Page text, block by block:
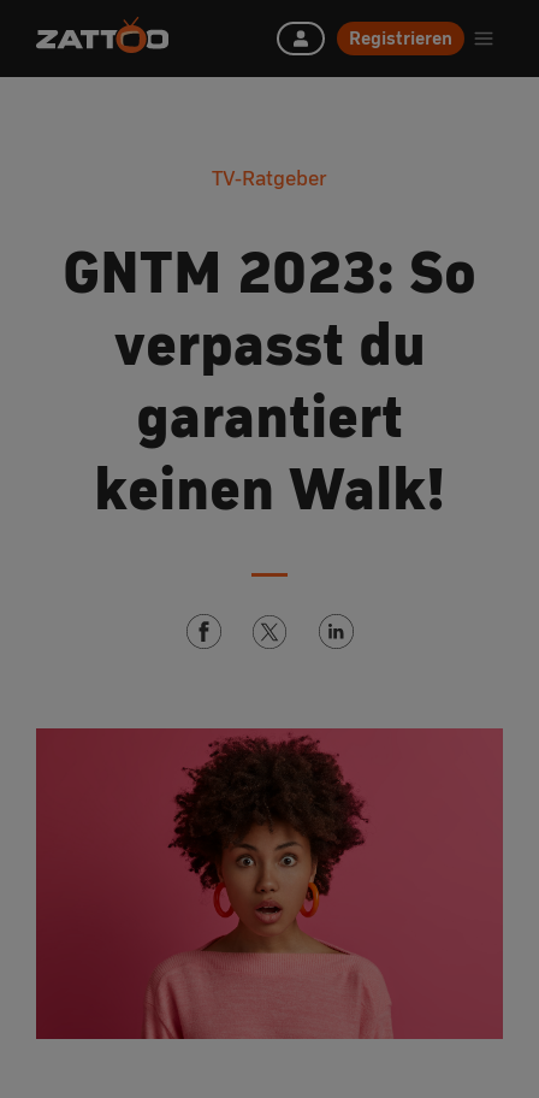
Registrieren
TV-Ratgeber
GNTM 2023: So
verpasst du
garantiert
keinen Walk!